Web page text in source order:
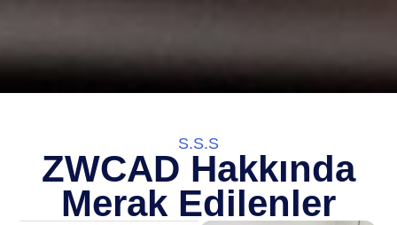
S.S.S
ZWCAD Hakkında
Merak Edilenler